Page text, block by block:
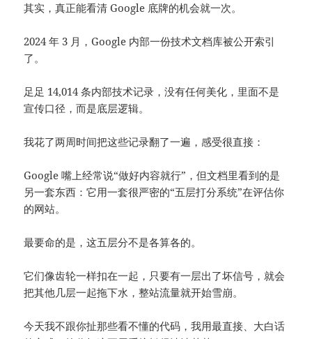
其实，真正能看清 Google 底牌的机会就一次。
2024 年 3 月，Google 内部一份技术文档库被公开索引
了。
足足 14,014 条内部技术记录，没有任何美化，里面不是
宣传口径，而是底层逻辑。
我花了两周时间把这些记录翻了一遍，感受很直接：
Google 嘴上经常说“做好内容就行”，但文档里看到的是
另一套东西：它用一套很严密的“五层打分系统”在评估你
的网站。
最要命的是，这五层分不是各算各的。
它们像齿轮一样扣在一起，只要有一层出了坏信号，就会
把其他几层一起拖下水，整站流量就开始雪崩。
今天我不跟你扯那些看不懂的代码，我用最直接、大白话